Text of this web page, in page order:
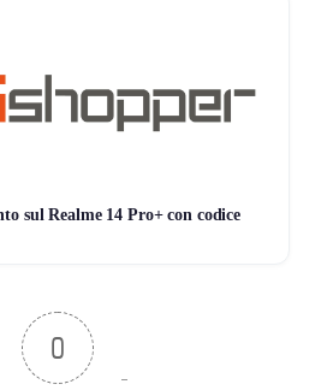
sul Realme 14 Pro+ con codice
0